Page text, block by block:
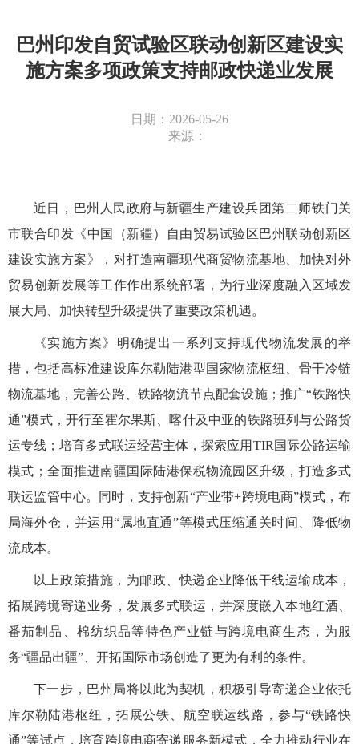
巴州印发自贸试验区联动创新区建设实
施方案多项政策支持邮政快递业发展
日期：2026-05-26
来源：
近日，巴州人民政府与新疆生产建设兵团第二师铁门关
市联合印发《中国（新疆）自由贸易试验区巴州联动创新区
建设实施方案》，对打造南疆现代商贸物流基地、加快对外
贸易创新发展等工作作出系统部署，为行业深度融入区域发
展大局、加快转型升级提供了重要政策机遇。
《实施方案》明确提出一系列支持现代物流发展的举
措，包括高标准建设库尔勒陆港型国家物流枢纽、骨干冷链
物流基地，完善公路、铁路物流节点配套设施；推广“铁路快
通”模式，开行至霍尔果斯、喀什及中亚的铁路班列与公路货
运专线；培育多式联运经营主体，探索应用TIR国际公路运输
模式；全面推进南疆国际陆港保税物流园区升级，打造多式
联运监管中心。同时，支持创新“产业带+跨境电商”模式，布
局海外仓，并运用“属地直通”等模式压缩通关时间、降低物
流成本。
以上政策措施，为邮政、快递企业降低干线运输成本，
拓展跨境寄递业务，发展多式联运，并深度嵌入本地红酒、
番茄制品、棉纺织品等特色产业链与跨境电商生态，为服
务“疆品出疆”、开拓国际市场创造了更为有利的条件。
下一步，巴州局将以此为契机，积极引导寄递企业依托
库尔勒陆港枢纽，拓展公铁、航空联运线路，参与“铁路快
通”等试点，培育跨境电商寄递服务新模式，全力推动行业在